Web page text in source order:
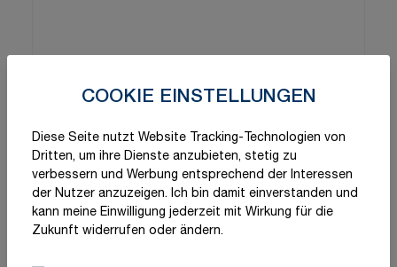
COOKIE EINSTELLUNGEN
Diese Seite nutzt Website Tracking-Technologien von
Dritten, um ihre Dienste anzubieten, stetig zu
verbessern und Werbung entsprechend der Interessen
der Nutzer anzuzeigen. Ich bin damit einverstanden und
kann meine Einwilligung jederzeit mit Wirkung für die
Zukunft widerrufen oder ändern.